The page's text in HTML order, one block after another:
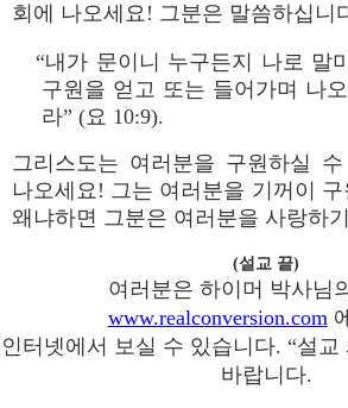
회에 나오세요! 그분은 말씀하십니
“내가 문이니 누구든지 나로 말
구원을 얻고 또는 들어가며 나
라” (요 10:9).
그리스도는 여러분을 구원하실 수
나오세요! 그는 여러분을 기꺼이
왜냐하면 그분은 여러분을 사랑하
(설교 끝)
여러분은 하이머 박사님
www.realconversion.com
인터넷에서 보실 수 있습니다. “설교
바랍니다.